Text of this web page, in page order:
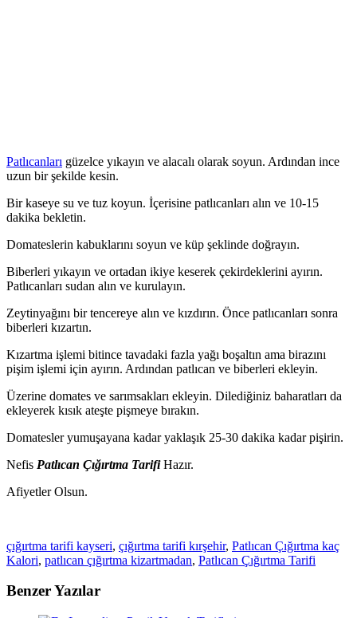
Patlıcanları güzelce yıkayın ve alacalı olarak soyun. Ardından ince
uzun bir şekilde kesin.
Bir kaseye su ve tuz koyun. İçerisine patlıcanları alın ve 10-15
dakika bekletin.
Domateslerin kabuklarını soyun ve küp şeklinde doğrayın.
Biberleri yıkayın ve ortadan ikiye keserek çekirdeklerini ayırın.
Patlıcanları sudan alın ve kurulayın.
Zeytinyağını bir tencereye alın ve kızdırın. Önce patlıcanları sonra
biberleri kızartın.
Kızartma işlemi bitince tavadaki fazla yağı boşaltın ama birazını
pişim işlemi için ayırın. Ardından patlıcan ve biberleri ekleyin.
Üzerine domates ve sarımsakları ekleyin. Dilediğiniz baharatları da
ekleyerek kısık ateşte pişmeye bırakın.
Domatesler yumuşayana kadar yaklaşık 25-30 dakika kadar pişirin.
Nefis Patlıcan Çığırtma TarifiHazır.
Afiyetler Olsun.
çığırtma tarifi kayseri, çığırtma tarifi kırşehir, Patlıcan Çığırtma kaç
Kalori, patlıcan çığırtma kizartmadan, Patlıcan Çığırtma Tarifi
Benzer Yazılar